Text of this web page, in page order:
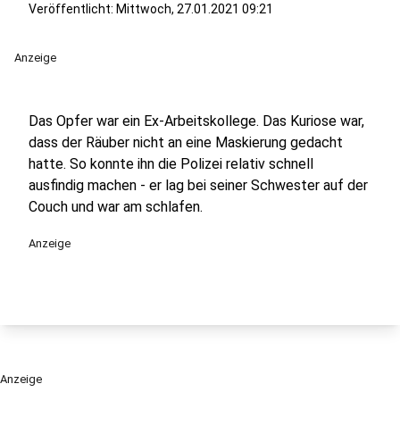
Veröffentlicht: Mittwoch, 27.01.2021 09:21
Anzeige
Das Opfer war ein Ex-Arbeitskollege. Das Kuriose war,
dass der Räuber nicht an eine Maskierung gedacht
hatte. So konnte ihn die Polizei relativ schnell
ausfindig machen - er lag bei seiner Schwester auf der
Couch und war am schlafen.
Anzeige
Anzeige